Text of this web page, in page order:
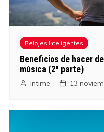
Relojes Inteligentes
Beneficios de hacer
música (2ª parte)
intime 13